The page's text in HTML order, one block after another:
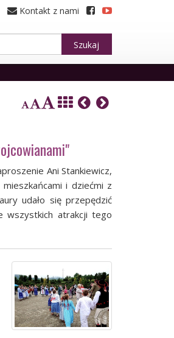
Kontakt z nami
Szukaj
Ani Stankiewicz,
i dziećmi z
udało się przepędzić
wszystkich atrakcji tego